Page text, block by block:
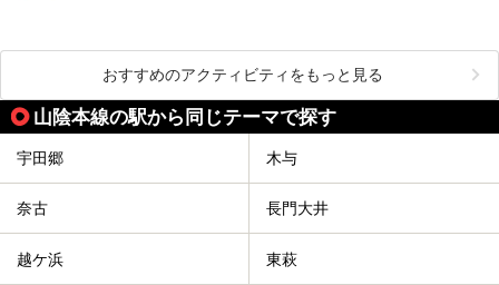
おすすめのアクティビティをもっと見る
山陰本線の駅から同じテーマで探す
宇田郷 木与
奈古 長門大井
越ケ浜 東萩